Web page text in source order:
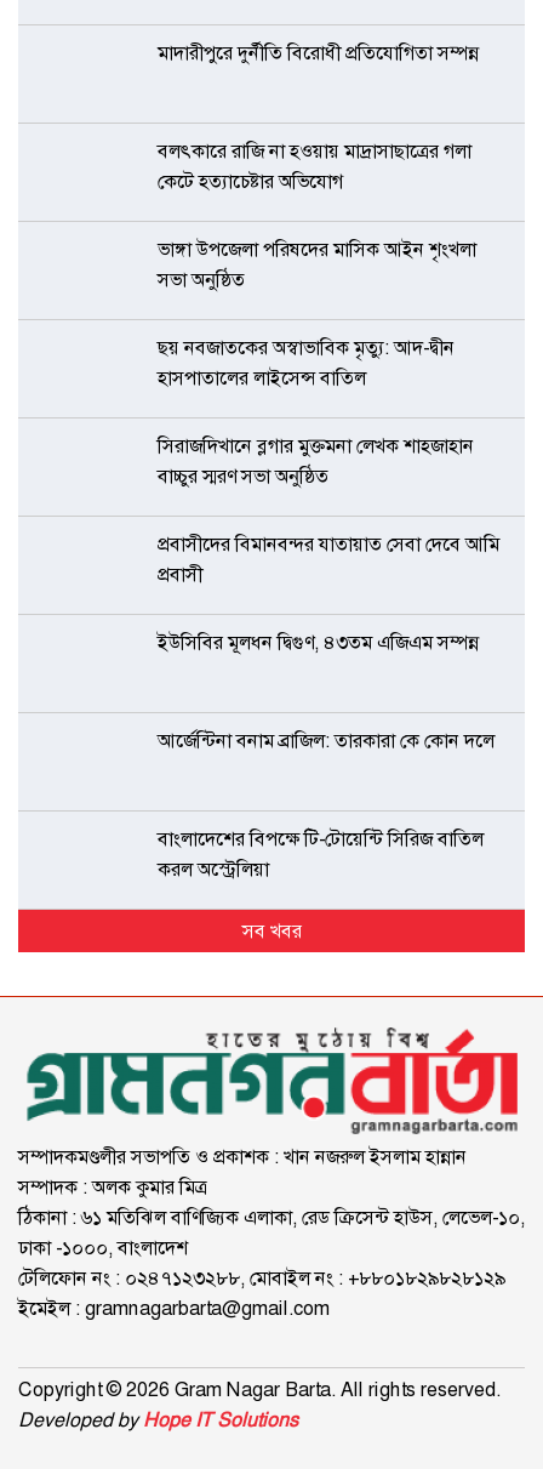
মাদারীপুরে দুর্নীতি বিরোধী প্রতিযোগিতা সম্পন্ন
বলৎকারে রাজি না হওয়ায় মাদ্রাসাছাত্রের গলা
কেটে হত্যাচেষ্টার অভিযোগ
ভাঙ্গা উপজেলা পরিষদের মাসিক আইন শৃংখলা
সভা অনুষ্ঠিত
ছয় নবজাতকের অস্বাভাবিক মৃত্যু: আদ-দ্বীন
হাসপাতালের লাইসেন্স বাতিল
সিরাজদিখানে ব্লগার মুক্তমনা লেখক শাহজাহান
বাচ্চুর স্মরণ সভা অনুষ্ঠিত
প্রবাসীদের বিমানবন্দর যাতায়াত সেবা দেবে আমি
প্রবাসী
ইউসিবির মূলধন দ্বিগুণ, ৪৩তম এজিএম সম্পন্ন
আর্জেন্টিনা বনাম ব্রাজিল: তারকারা কে কোন দলে
বাংলাদেশের বিপক্ষে টি-টোয়েন্টি সিরিজ বাতিল
করল অস্ট্রেলিয়া
সব খবর
সম্পাদকমণ্ডলীর সভাপতি ও প্রকাশক : খান নজরুল ইসলাম হান্নান
সম্পাদক : অলক কুমার মিত্র
ঠিকানা : ৬১ মতিঝিল বাণিজ্যিক এলাকা, রেড ক্রিসেন্ট হাউস, লেভেল-১০,
ঢাকা -১০০০, বাংলাদেশ
টেলিফোন নং : ০২৪৭১২৩২৮৮, মোবাইল নং : +৮৮০১৮২৯৮২৮১২৯
ইমেইল :gramnagarbarta@gmail.com
Copyright © 2026 Gram Nagar Barta. All rights reserved.
Developed byHope IT Solutions